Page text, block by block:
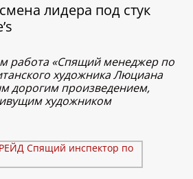
лидера под стук
работа «Спящий менеджер по
художника Люциана
дорогим произведением,
художником